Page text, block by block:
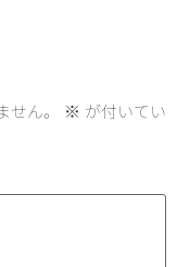
ん。 ※ が付いてい